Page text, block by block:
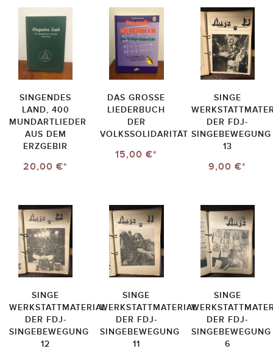
SINGENDES
LAND, 400
MUNDARTLIEDER
AUS DEM
ERZGEBIR
20,00 €*
DAS GROSSE L
IEDERBUCH D
ER V
OLKSSOLIDARITÄT
15,00 €*
SINGE
DER FDJ-
SINGEBEWEGUNG
13
9,00 €*
SINGE
WERKSTATTMATERIAL
DER FDJ-
SINGEBEWEGUNG
12
SINGE
WERKSTATTMATERIAL
DER FDJ-
SINGEBEWEGUNG
11
SINGE
DER FDJ-
SINGEBEWEGUNG
6